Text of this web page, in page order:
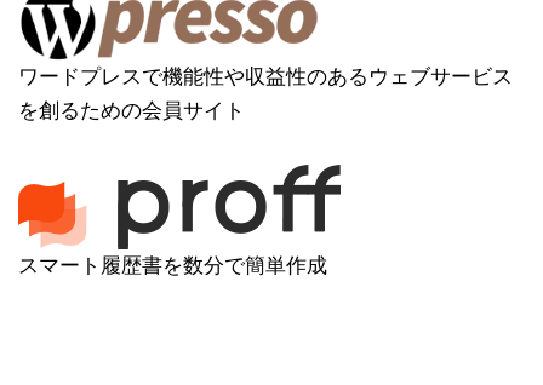
ワードプレスで機能性や収益性のあるウェブサービス
を創るための会員サイト
スマート履歴書を数分で簡単作成